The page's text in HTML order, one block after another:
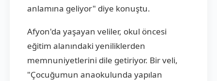
anlamına geliyor" diye konuştu.
Afyon'da yaşayan veliler, okul öncesi
eğitim alanındaki yeniliklerden
memnuniyetlerini dile getiriyor. Bir veli,
"Çocuğumun anaokulunda yapılan